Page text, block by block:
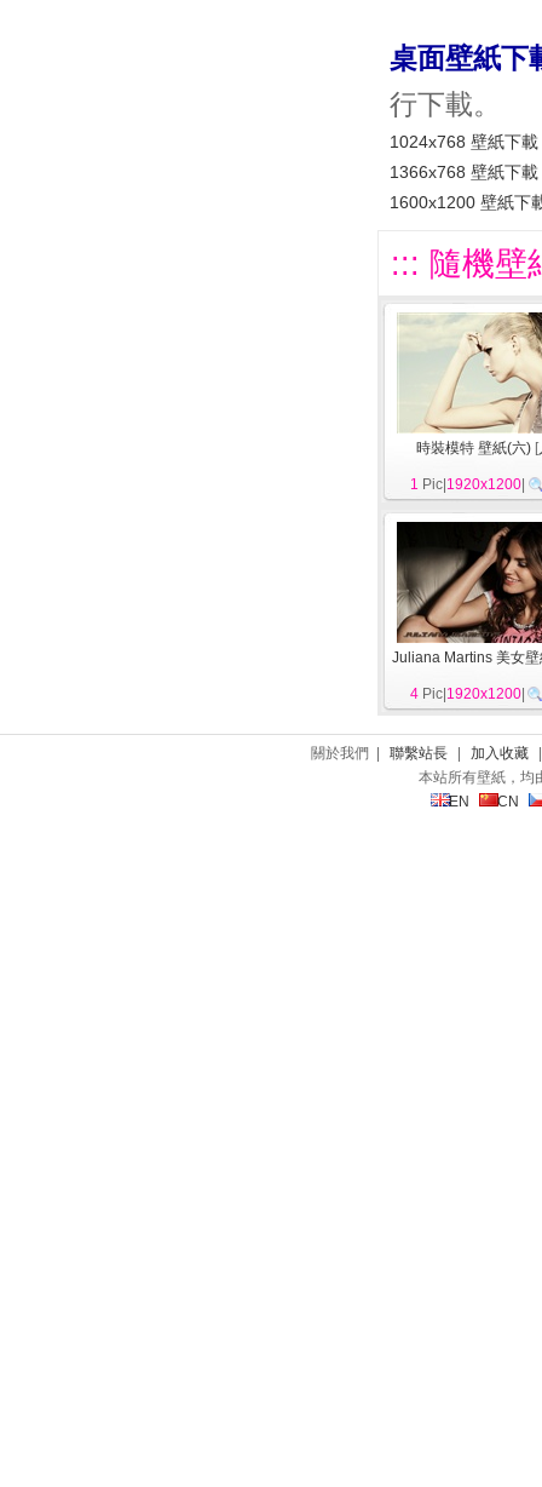
桌面壁紙下
行下載。
1024x768 壁紙下載
1366x768 壁紙下載
1600x1200 壁紙下
::: 隨機壁
時裝模特 壁紙(六) [
1 Pic| 1920x1200
Juliana Martins 美女
4 Pic| 1920x1200
關於我們 | 聯繫站長 加入收藏
本站所有壁紙，均
EN
CN